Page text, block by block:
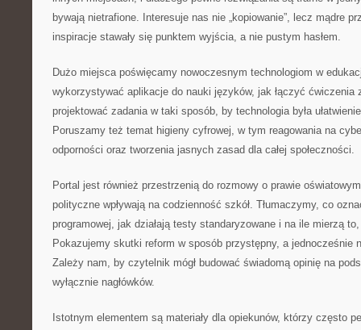
bywają nietrafione. Interesuje nas nie „kopiowanie”, lecz mądre
inspiracje stawały się punktem wyjścia, a nie pustym hasłem.
Dużo miejsca poświęcamy nowoczesnym technologiom w
wykorzystywać aplikacje do nauki języków, jak łączyć ćwiczenia
projektować zadania w taki sposób, by technologia była
Poruszamy też temat higieny cyfrowej, w tym reagowania na
odporności oraz tworzenia jasnych zasad dla całej społeczności.
Portal jest również przestrzenią do rozmowy o prawie
polityczne wpływają na codzienność szkół. Tłumaczymy, co
programowej, jak działają testy standaryzowane i na ile mierzą
Pokazujemy skutki reform w sposób przystępny, a jednocześnie
Zależy nam, by czytelnik mógł budować świadomą opinię na
wyłącznie nagłówków.
Istotnym elementem są materiały dla opiekunów, którzy często